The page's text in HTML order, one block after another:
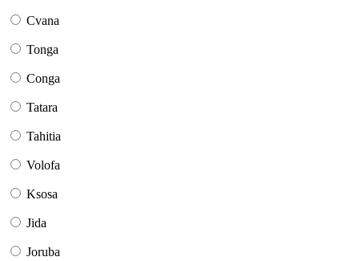
Cvana
Tonga
Conga
Tatara
Tahitia
Volofa
Ksosa
Jida
Joruba